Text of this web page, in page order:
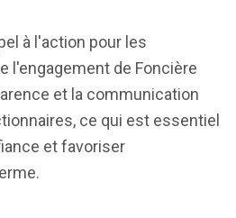
à l'action pour les
l'engagement de Foncière
et la communication
ce qui est essentiel
et favoriser